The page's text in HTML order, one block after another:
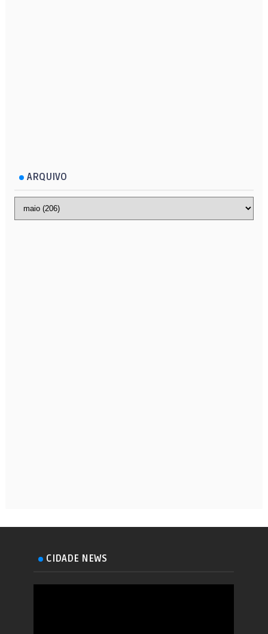
ARQUIVO
CIDADE NEWS